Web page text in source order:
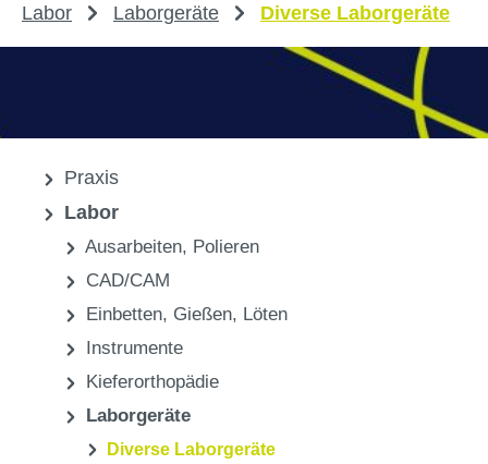
Labor Laborgeräte Diverse Laborgeräte
Praxis
Labor
Ausarbeiten, Polieren
CAD/CAM
Einbetten, Gießen, Löten
Instrumente
Kieferorthopädie
Laborgeräte
Diverse Laborgeräte